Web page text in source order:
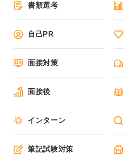
書類選考
自己PR
面接対策
面接後
インターン
筆記試験対策